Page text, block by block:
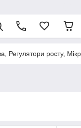
Регулятори росту,